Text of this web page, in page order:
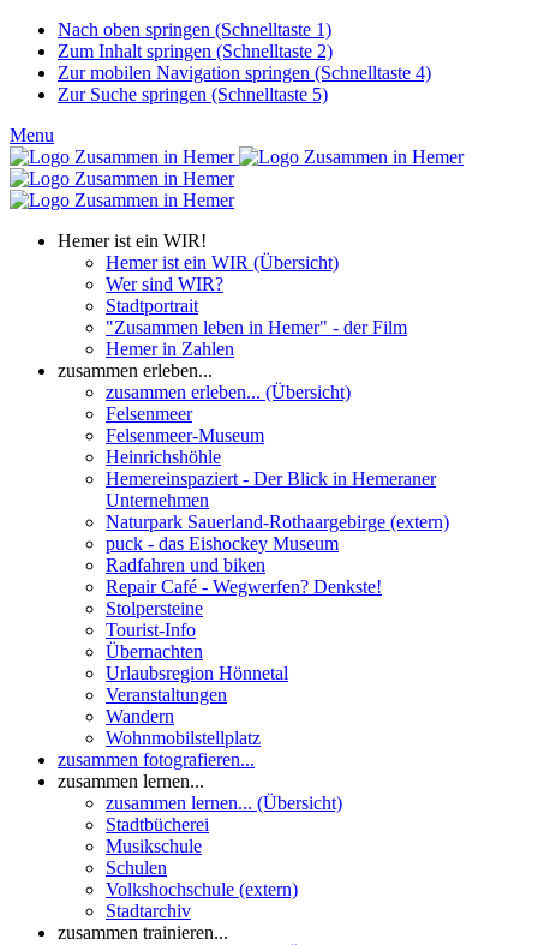
Nach oben springen (Schnelltaste 1)
Zum Inhalt springen (Schnelltaste 2)
Zur mobilen Navigation springen (Schnelltaste 4)
Zur Suche springen (Schnelltaste 5)
Menu
Hemer ist ein WIR!
Hemer ist ein WIR (Übersicht)
Wer sind WIR?
Stadtportrait
"Zusammen leben in Hemer" - der Film
Hemer in Zahlen
zusammen erleben...
zusammen erleben... (Übersicht)
Felsenmeer
Felsenmeer-Museum
Heinrichshöhle
Hemereinspaziert - Der Blick in Hemeraner
Unternehmen
Naturpark Sauerland-Rothaargebirge (extern)
puck - das Eishockey Museum
Radfahren und biken
Repair Café - Wegwerfen? Denkste!
Stolpersteine
Tourist-Info
Übernachten
Urlaubsregion Hönnetal
Veranstaltungen
Wandern
Wohnmobilstellplatz
zusammen fotografieren...
zusammen lernen...
zusammen lernen... (Übersicht)
Stadtbücherei
Musikschule
Schulen
Volkshochschule (extern)
Stadtarchiv
zusammen trainieren...